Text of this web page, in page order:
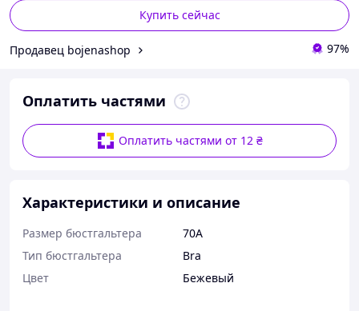
Купить сейчас
Продавец bojenashop 97%
Оплатить частями
Оплатить частями от 12 ₴
Характеристики и описание
Размер бюстгальтера
70A
Тип бюстгальтера
Bra
Цвет
Бежевый